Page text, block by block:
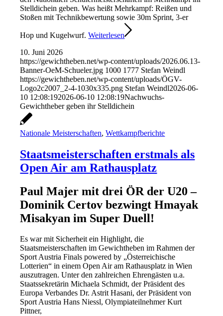
Stelldichein geben. Was heißt Mehrkampf: Reißen und
Stoßen mit Technikbewertung sowie 30m Sprint, 3-er
Hop und Kugelwurf.Weiterlesen
10. Juni 2026
https://gewichtheben.net/wp-content/uploads/2026.06.13-
Banner-OeM-Schueler.jpg 1000 1777 Stefan Weindl
https://gewichtheben.net/wp-content/uploads/ÖGV-
Logo2c2007_2-4-1030x335.png Stefan Weindl2026-06-
10 12:08:192026-06-10 12:08:19Nachwuchs-
Gewichtheber geben ihr Stelldichein
Nationale Meisterschaften,Wettkampfberichte
Staatsmeisterschaften erstmals als
Open Air am Rathausplatz
Paul Majer mit drei ÖR der U20 –
Dominik Certov bezwingt Hmayak
Misakyan im Super Duell!
Es war mit Sicherheit ein Highlight, die
Staatsmeisterschaften im Gewichtheben im Rahmen der
Sport Austria Finals powered by „Österreichische
Lotterien“ in einem Open Air am Rathausplatz in Wien
auszutragen. Unter den zahlreichen Ehrengästen u.a.
Staatssekretärin Michaela Schmidt, der Präsident des
Europa Verbandes Dr. Astrit Hasani, der Präsident von
Sport Austria Hans Niessl, Olympiateilnehmer Kurt
Pittner,